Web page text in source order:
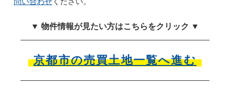
▼ 物件情報が見たい方はこちらをクリック ▼
京都市の売買土地一覧へ進む